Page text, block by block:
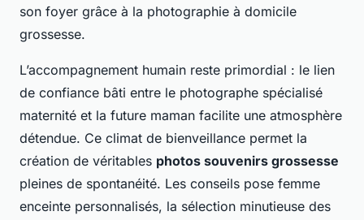
son foyer grâce à la photographie à domicile
grossesse.
L’accompagnement humain reste primordial : le lien
de confiance bâti entre le photographe spécialisé
maternité et la future maman facilite une atmosphère
détendue. Ce climat de bienveillance permet la
création de véritables photos souvenirs grossesse
pleines de spontanéité. Les conseils pose femme
enceinte personnalisés, la sélection minutieuse des